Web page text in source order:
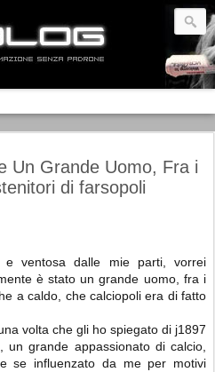
Un Grande Uomo, Fra i
di farsopoli
ventosa dalle mie parti, vorrei
è stato un grande uomo, fra i
a caldo, che calciopoli era di fatto
volta che gli ho spiegato di j1897
grande appassionato di calcio,
se influenzato da me per motivi